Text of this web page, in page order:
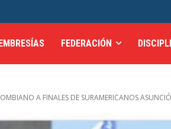
FEDERACIÓN
A FINALES DE SURAMERICANOS